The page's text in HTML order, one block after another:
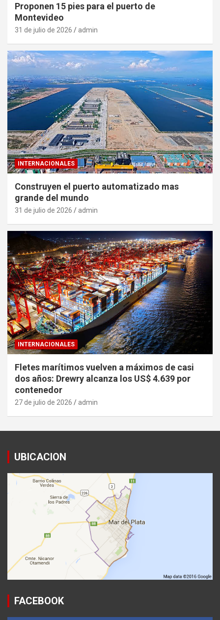
Proponen 15 pies para el puerto de
Montevideo
31 de julio de 2026 admin
INTERNACIONALES
Construyen el puerto automatizado mas
grande del mundo
31 de julio de 2026 admin
INTERNACIONALES
Fletes marítimos vuelven a máximos de casi
dos años: Drewry alcanza los US$ 4.639 por
contenedor
27 de julio de 2026 admin
UBICACION
FACEBOOK